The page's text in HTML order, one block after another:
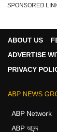
विजय को
SPONSORED
ABOUT US
ADVERTISE
PRIVACY
ABP NEWS
ABP Network
ABP আনন্দ